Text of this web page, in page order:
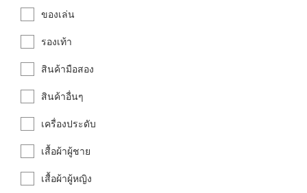
ของเล่น
รองเท้า
สินค้ามือสอง
สินค้าอื่นๆ
เครื่องประดับ
เสื้อผ้าผู้ชาย
เสื้อผ้าผู้หญิง